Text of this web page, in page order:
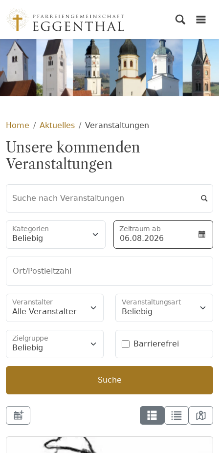
Home Aktuelles Veranstaltungen
Unsere kommenden
Veranstaltungen
Suche nach Veranstaltungen
Beliebig
Kategorien Zeitraum ab
Suche
Ort/Postleitzahl
Alle Veranstalter
Veranstalter
Beliebig
Veranstaltungsart
Beliebig
Zielgruppe
Barrierefrei